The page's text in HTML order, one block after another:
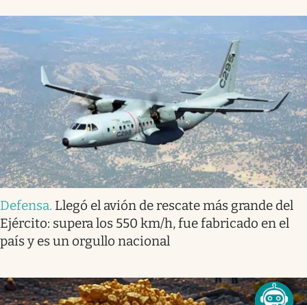
Defensa. Llegó el avión de rescate más grande del
Ejército: supera los 550 km/h, fue fabricado en el
país y es un orgullo nacional